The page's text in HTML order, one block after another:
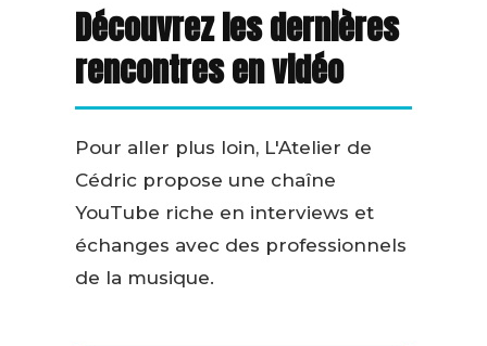
Découvrez les dernières
rencontres en vidéo
Pour aller plus loin, L'Atelier de
Cédric propose une chaîne
YouTube riche en interviews et
échanges avec des professionnels
de la musique.